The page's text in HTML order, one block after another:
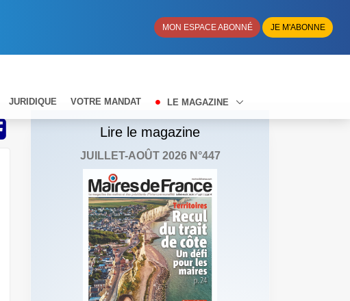
MON ESPACE ABONNÉ JE M'ABONNE
JURIDIQUE VOTRE MANDAT LE MAGAZINE
Lire le magazine
JUILLET-AOÛT 2026 N°447